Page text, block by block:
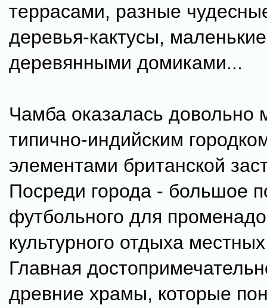
террасами, разные
деревья-кактусы,
деревянными домиками...
Чамба оказалась довольно
типично-индийским
элементами британской
Посреди города - большое
футбольного для
культурного отдыха
Главная
древние храмы, которые